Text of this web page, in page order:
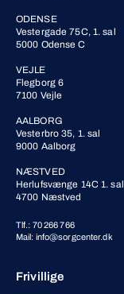
ODENSE
Vestergade 75C, 1. sal
5000 Odense C
VEJLE
Flegborg 6
7100 Vejle
AALBORG
Vesterbro 35, 1. sal
9000 Aalborg
NÆSTVED
Herlufsvænge 14C 1. sal
4700 Næstved
Tlf.: 70 266 766
Mail: info@sorgcenter.dk
Frivillige